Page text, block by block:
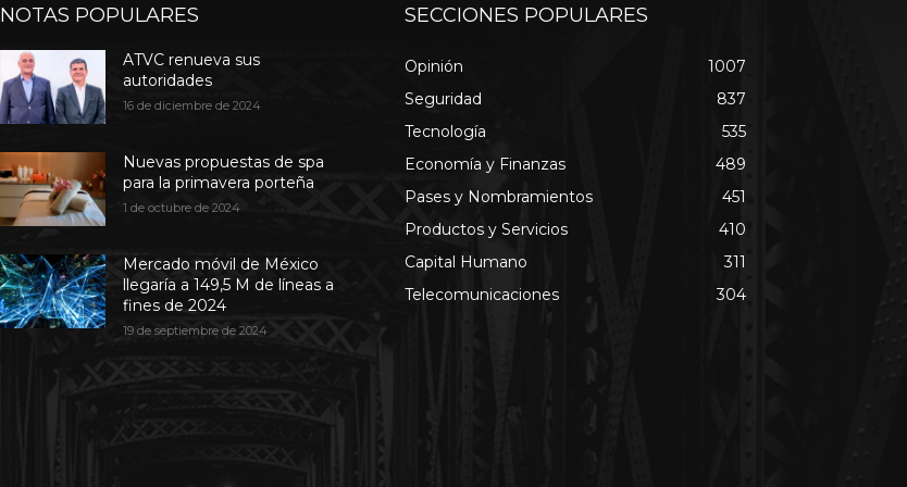
NOTAS POPULARES
ATVC renueva sus
autoridades
16 de diciembre de 2024
Nuevas propuestas de spa
para la primavera porteña
1 de octubre de 2024
Mercado móvil de México
llegaría a 149,5 M de líneas a
fines de 2024
19 de septiembre de 2024
SECCIONES POPULARES
Opinión
1007
Seguridad
837
Tecnología
535
Economía y Finanzas
489
Pases y Nombramientos
451
Productos y Servicios
410
Capital Humano
311
Telecomunicaciones
304